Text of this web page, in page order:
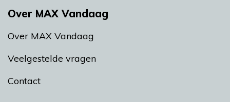
Over MAX Vandaag
Over MAX Vandaag
Veelgestelde vragen
Contact